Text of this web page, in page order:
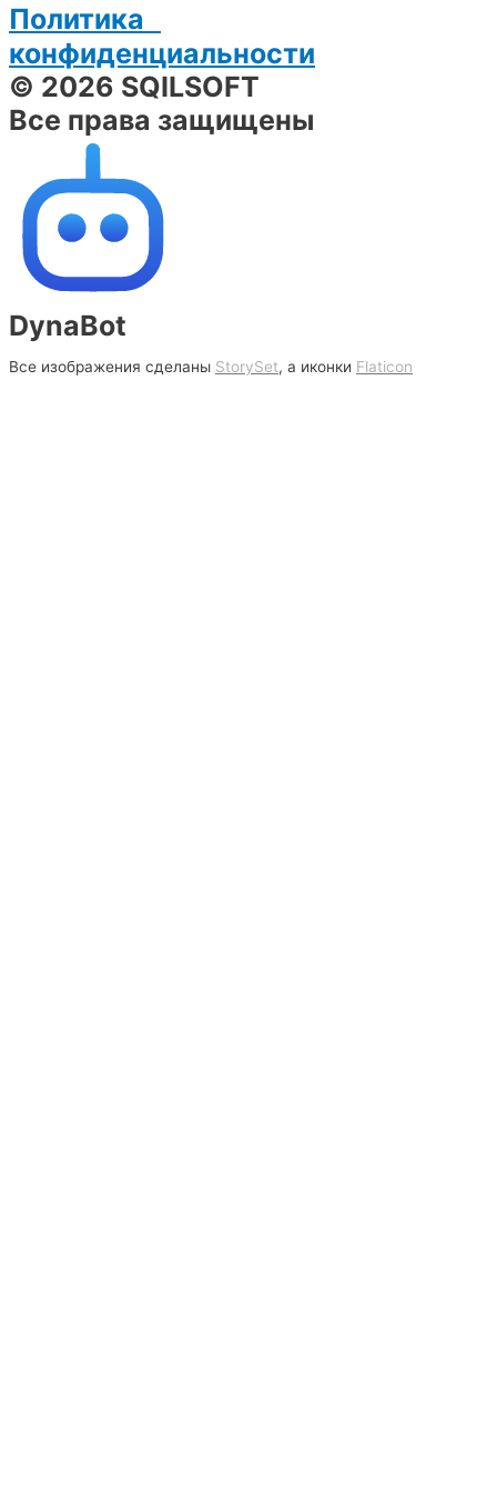
Политика
конфиденциальности
© 2026 SQILSOFT
Все права защищены
DynaBot
Все изображения сделаны StorySet, а иконки Flaticon